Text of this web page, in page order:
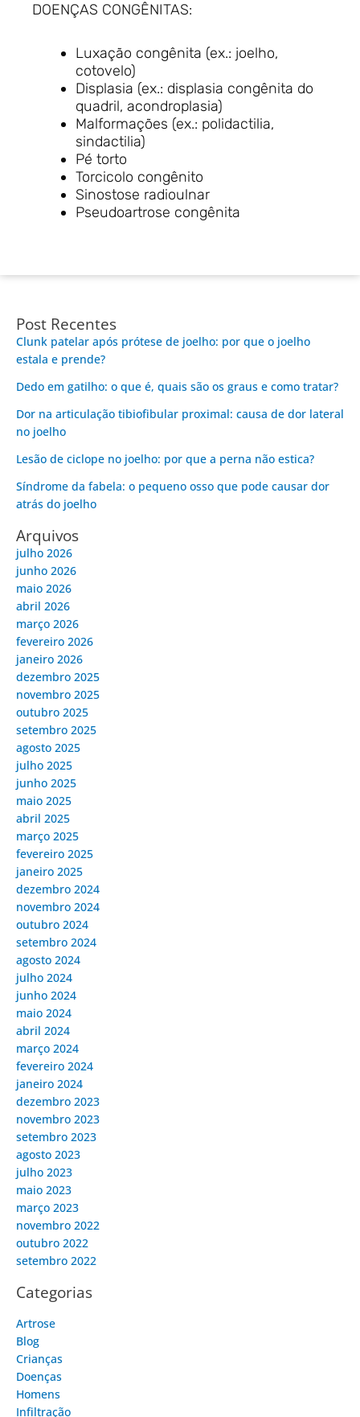
DOENÇAS CONGÊNITAS:
Luxação congênita (ex.: joelho,
cotovelo)
Displasia (ex.: displasia congênita do
quadril, acondroplasia)
Malformações (ex.: polidactilia,
sindactilia)
Pé torto
Torcicolo congênito
Sinostose radioulnar
Pseudoartrose congênita
Post Recentes
Clunk patelar após prótese de joelho: por que o joelho
estala e prende?
Dedo em gatilho: o que é, quais são os graus e como tratar?
Dor na articulação tibiofibular proximal: causa de dor lateral
no joelho
Lesão de ciclope no joelho: por que a perna não estica?
Síndrome da fabela: o pequeno osso que pode causar dor
atrás do joelho
Arquivos
julho 2026
junho 2026
maio 2026
abril 2026
março 2026
fevereiro 2026
janeiro 2026
dezembro 2025
novembro 2025
outubro 2025
setembro 2025
agosto 2025
julho 2025
junho 2025
maio 2025
abril 2025
março 2025
fevereiro 2025
janeiro 2025
dezembro 2024
novembro 2024
outubro 2024
setembro 2024
agosto 2024
julho 2024
junho 2024
maio 2024
abril 2024
março 2024
fevereiro 2024
janeiro 2024
dezembro 2023
novembro 2023
setembro 2023
agosto 2023
julho 2023
maio 2023
março 2023
novembro 2022
outubro 2022
setembro 2022
Categorias
Artrose
Blog
Crianças
Doenças
Homens
Infiltração